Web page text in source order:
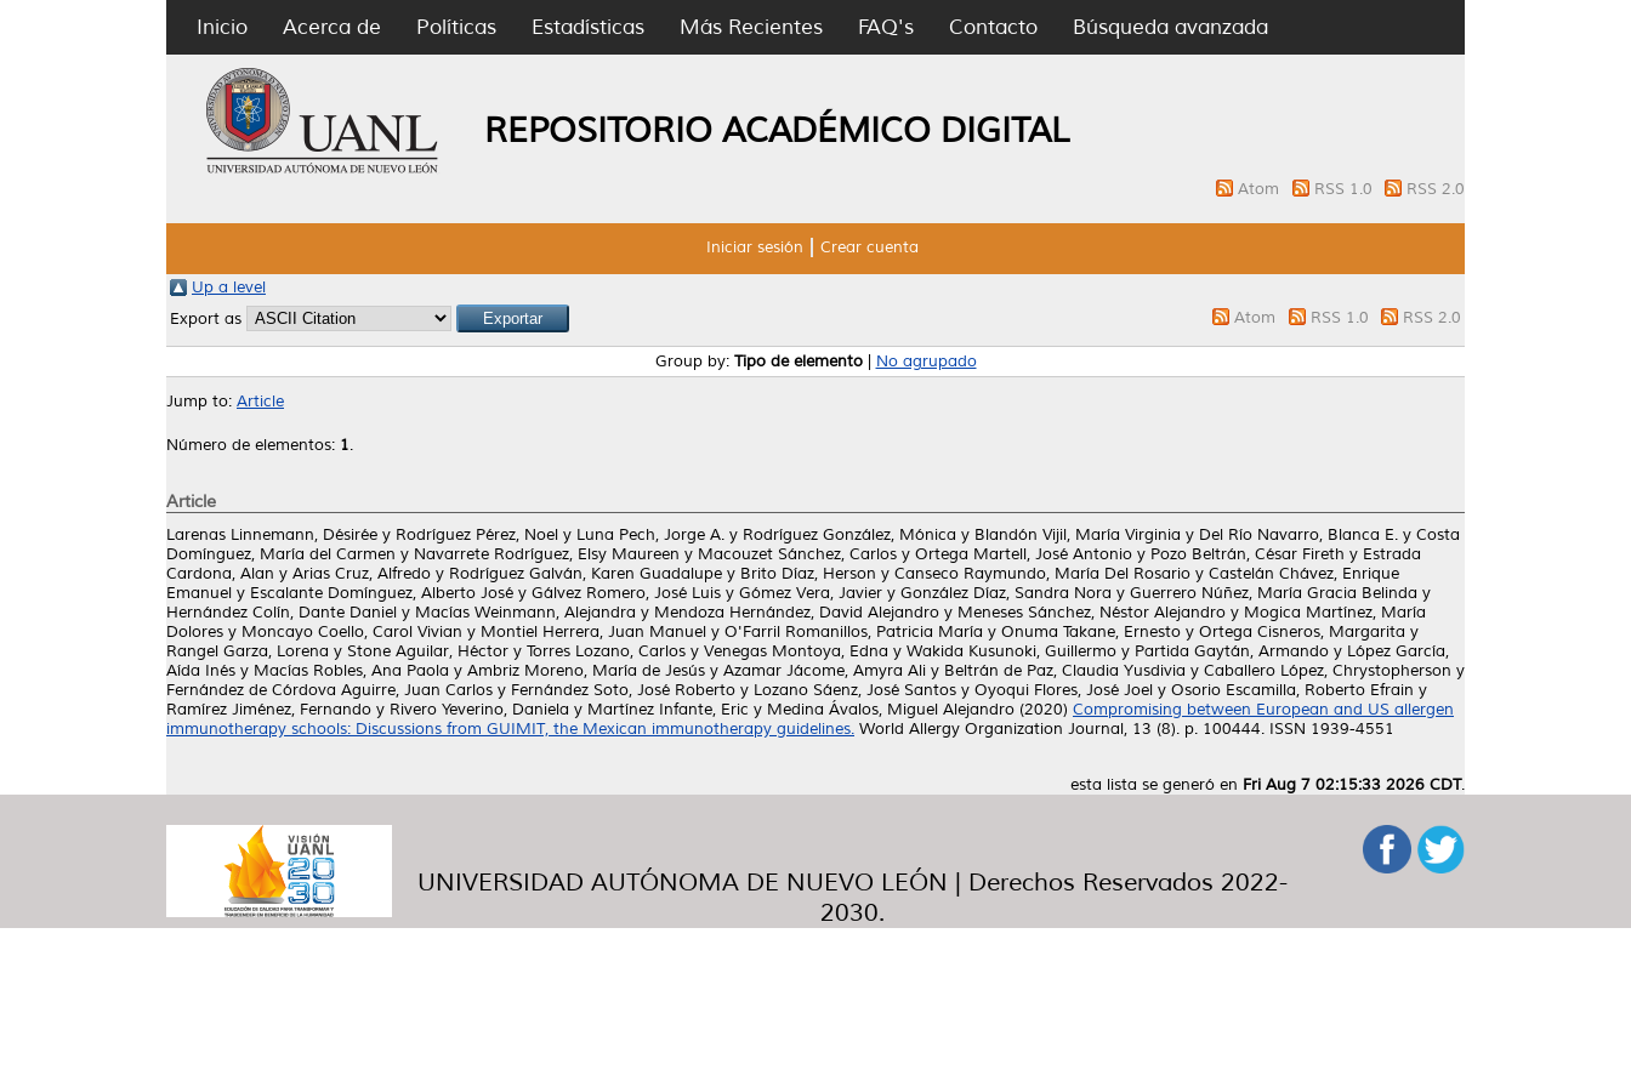
Inicio Acerca de Políticas Estadísticas Más Recientes FAQ's Contacto Búsqueda avanzada
REPOSITORIO ACADÉMICO DIGITAL
Atom RSS 1.0 RSS 2.0
Iniciar sesión Crear cuenta
Up a level
Export as
Atom RSS 1.0 RSS 2.0
Group by: Tipo de elemento| No agrupado
Jump to: Article
Número de elementos: 1.
Article
Larenas Linnemann, Désirée y Rodríguez Pérez, Noel y Luna Pech, Jorge A. y Rodríguez González, Mónica y Blandón Vijil, María Virginia y Del Río Navarro, Blanca E. y Costa
Domínguez, María del Carmen y Navarrete Rodríguez, Elsy Maureen y Macouzet Sánchez, Carlos y Ortega Martell, José Antonio y Pozo Beltrán, César Fireth y Estrada
Cardona, Alan y Arias Cruz, Alfredo y Rodríguez Galván, Karen Guadalupe y Brito Díaz, Herson y Canseco Raymundo, María Del Rosario y Castelán Chávez, Enrique
Emanuel y Escalante Domínguez, Alberto José y Gálvez Romero, José Luis y Gómez Vera, Javier y González Díaz, Sandra Nora y Guerrero Núñez, María Gracia Belinda y
Hernández Colín, Dante Daniel y Macías Weinmann, Alejandra y Mendoza Hernández, David Alejandro y Meneses Sánchez, Néstor Alejandro y Mogica Martínez, María
Dolores y Moncayo Coello, Carol Vivian y Montiel Herrera, Juan Manuel y O'Farril Romanillos, Patricia María y Onuma Takane, Ernesto y Ortega Cisneros, Margarita y
Rangel Garza, Lorena y Stone Aguilar, Héctor y Torres Lozano, Carlos y Venegas Montoya, Edna y Wakida Kusunoki, Guillermo y Partida Gaytán, Armando y López García,
Aída Inés y Macías Robles, Ana Paola y Ambriz Moreno, María de Jesús y Azamar Jácome, Amyra Ali y Beltrán de Paz, Claudia Yusdivia y Caballero López, Chrystopherson y
Fernández de Córdova Aguirre, Juan Carlos y Fernández Soto, José Roberto y Lozano Sáenz, José Santos y Oyoqui Flores, José Joel y Osorio Escamilla, Roberto Efrain y
Ramírez Jiménez, Fernando y Rivero Yeverino, Daniela y Martínez Infante, Eric y Medina Ávalos, Miguel Alejandro (2020) Compromising between European and US allergen
immunotherapy schools: Discussions from GUIMIT, the Mexican immunotherapy guidelines. World Allergy Organization Journal, 13 (8). p. 100444. ISSN 1939-4551
esta lista se generó en Fri Aug 7 02:15:33 2026 CDT.
UNIVERSIDAD AUTÓNOMA DE NUEVO LEÓN | Derechos Reservados 2022-
2030.